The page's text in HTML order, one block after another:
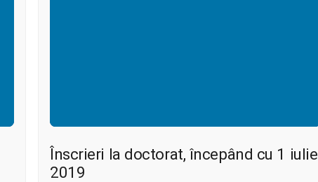
Înscrieri la doctorat, începând cu 1 iulie
2019